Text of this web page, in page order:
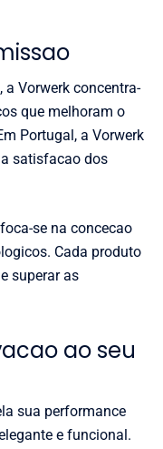
Vorwerk concentra-
que melhoram o
Portugal, a Vorwerk
satisfacao dos
se na concecao
Cada produto
superar as
ao seu
sua performance
e funcional.